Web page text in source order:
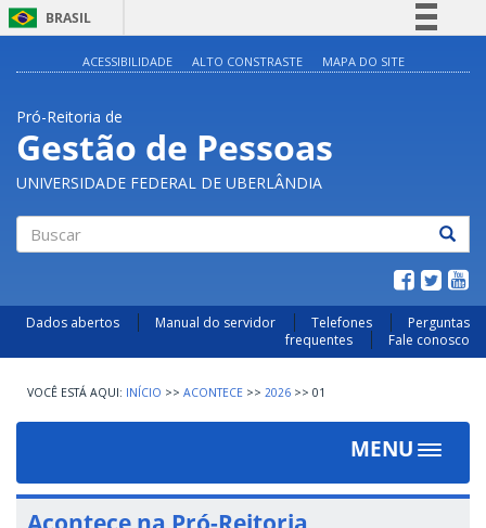
BRASIL
Acesso à informação
Legislação
Canais
ACESSIBILIDADE ALTO CONSTRASTE MAPA DO SITE
Pró-Reitoria de
Gestão de Pessoas
UNIVERSIDADE FEDERAL DE UBERLÂNDIA
Dados abertos Manual do servidor Telefones
Perguntas
frequentes
Fale conosco
INÍCIO >> ACONTECE >> 2026 >> 01
MENU
Toggle